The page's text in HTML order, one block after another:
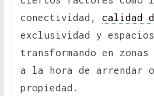
conectividad, calidad
exclusividad y
transformando en
a la hora de arrendar o
propiedad.